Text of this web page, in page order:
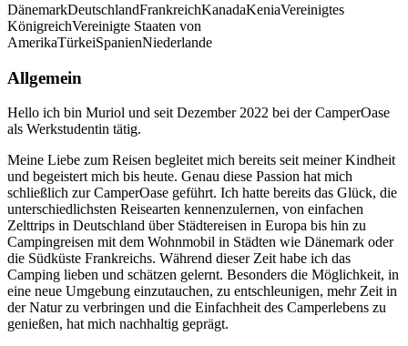
DänemarkDeutschlandFrankreichKanadaKeniaVereinigtes
KönigreichVereinigte Staaten von
AmerikaTürkeiSpanienNiederlande
Allgemein
Hello ich bin Muriol und seit Dezember 2022 bei der CamperOase
als Werkstudentin tätig.
Meine Liebe zum Reisen begleitet mich bereits seit meiner Kindheit
und begeistert mich bis heute. Genau diese Passion hat mich
schließlich zur CamperOase geführt. Ich hatte bereits das Glück, die
unterschiedlichsten Reisearten kennenzulernen, von einfachen
Zelttrips in Deutschland über Städtereisen in Europa bis hin zu
Campingreisen mit dem Wohnmobil in Städten wie Dänemark oder
die Südküste Frankreichs. Während dieser Zeit habe ich das
Camping lieben und schätzen gelernt. Besonders die Möglichkeit, in
eine neue Umgebung einzutauchen, zu entschleunigen, mehr Zeit in
der Natur zu verbringen und die Einfachheit des Camperlebens zu
genießen, hat mich nachhaltig geprägt.